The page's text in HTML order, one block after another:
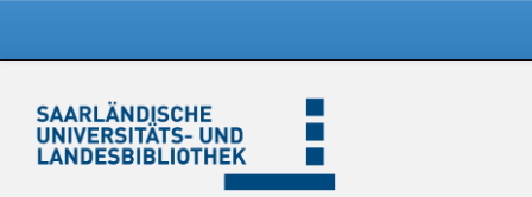
navigation